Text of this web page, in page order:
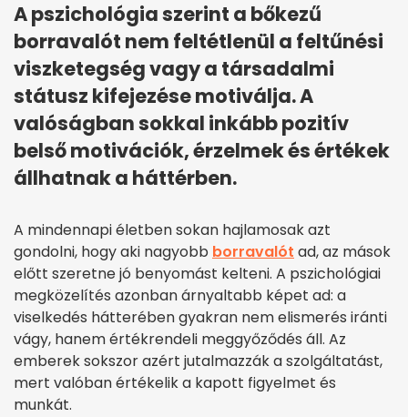
A pszichológia szerint a bőkezű
borravalót nem feltétlenül a feltűnési
viszketegség vagy a társadalmi
státusz kifejezése motiválja. A
valóságban sokkal inkább pozitív
belső motivációk, érzelmek és értékek
állhatnak a háttérben.
A mindennapi életben sokan hajlamosak azt
gondolni, hogy aki nagyobb borravalót ad, az mások
előtt szeretne jó benyomást kelteni. A pszichológiai
megközelítés azonban árnyaltabb képet ad: a
viselkedés hátterében gyakran nem elismerés iránti
vágy, hanem értékrendeli meggyőződés áll. Az
emberek sokszor azért jutalmazzák a szolgáltatást,
mert valóban értékelik a kapott figyelmet és
munkát.